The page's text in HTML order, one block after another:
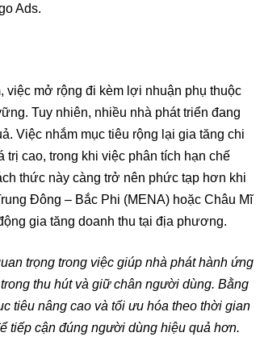
Ads.
mở rộng đi kèm lợi nhuận phụ thuộc
Tuy nhiên, nhiều nhà phát triển đang
Việc nhắm mục tiêu rộng lại gia tăng chi
cao, trong khi việc phân tích hạn chế
thức này càng trở nên phức tạp hơn khi
Đông – Bắc Phi (MENA) hoặc Châu Mĩ
gia tăng doanh thu tại địa phương.
trọng trong việc giúp nhà phát hành ứng
thu hút và giữ chân người dùng. Bằng
tiêu nâng cao và tối ưu hóa theo thời gian
tiếp cận đúng người dùng hiệu quả hơn.